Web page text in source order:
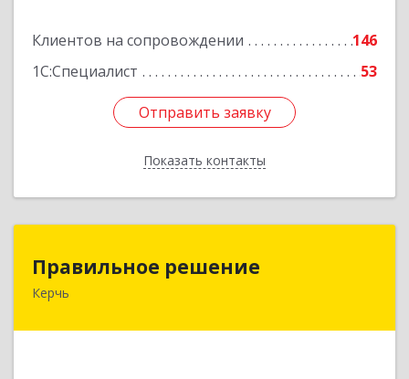
Клиентов на сопровождении
146
1С:Специалист
53
Отправить заявку
Показать контакты
Отправить заявку
Назад
Правильное решение
Керчь298330, Крым Респ, Керчь г, Адмиралтейский